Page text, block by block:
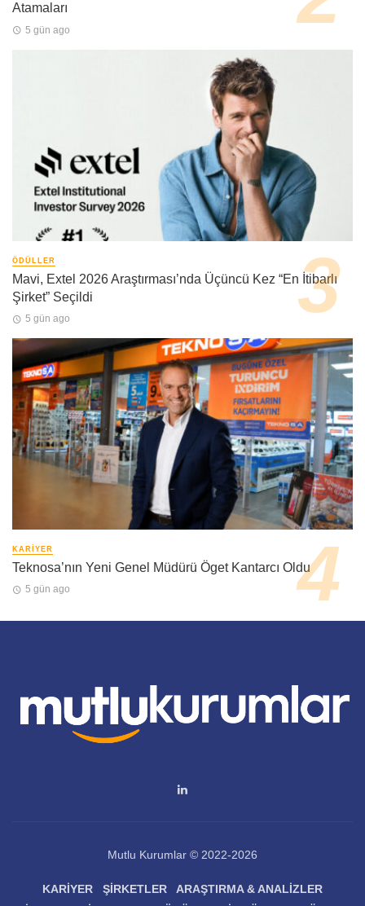
Atamaları
5 gün ago
ÖDÜLLER
Mavi, Extel 2026 Araştırması’nda Üçüncü Kez “En İtibarlı
Şirket” Seçildi
5 gün ago
KARIYER
Teknosa’nın Yeni Genel Müdürü Öget Kantarcı Oldu
5 gün ago
Mutlu Kurumlar © 2022-2026
KARIYER ŞIRKETLER
ARAŞTIRMA & ANALIZLER